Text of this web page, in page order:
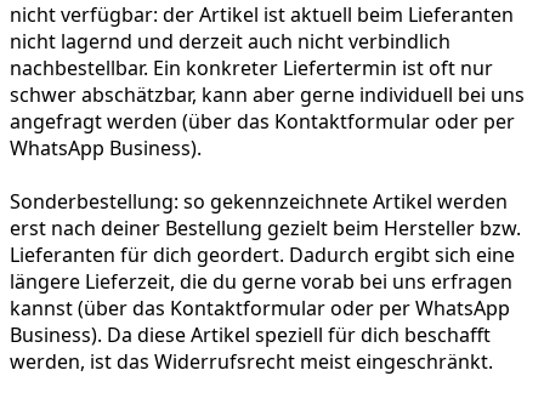
nicht verfügbar: der Artikel ist aktuell beim Lieferanten
nicht lagernd und derzeit auch nicht verbindlich
nachbestellbar. Ein konkreter Liefertermin ist oft nur
schwer abschätzbar, kann aber gerne individuell bei uns
angefragt werden (über das Kontaktformular oder per
WhatsApp Business).
Sonderbestellung: so gekennzeichnete Artikel werden
erst nach deiner Bestellung gezielt beim Hersteller bzw.
Lieferanten für dich geordert. Dadurch ergibt sich eine
längere Lieferzeit, die du gerne vorab bei uns erfragen
kannst (über das Kontaktformular oder per WhatsApp
Business). Da diese Artikel speziell für dich beschafft
werden, ist das Widerrufsrecht meist eingeschränkt.